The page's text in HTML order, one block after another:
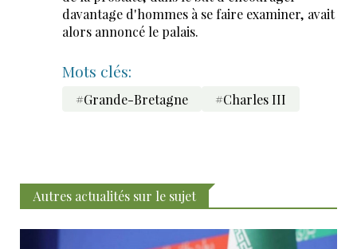
davantage d'hommes à se faire examiner, avait
alors annoncé le palais.
Mots clés:
#Grande-Bretagne #Charles III
Autres actualités sur le sujet